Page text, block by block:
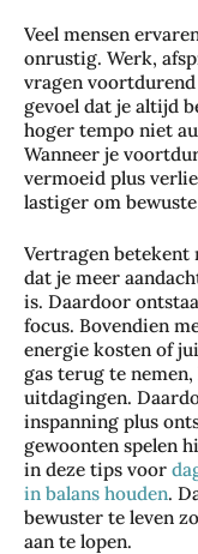
Veel mensen
onrustig. Werk,
vragen
gevoel dat je altijd
hoger tempo niet
Wanneer je
vermoeid plus
lastiger om
Vertragen betekent
dat je meer
is. Daardoor
focus. Bovendien
energie kosten of
gas terug te
uitdagingen.
inspanning plus
gewoonten spelen
in deze tips voor
in balans houden.
bewuster te leven
aan te lopen.